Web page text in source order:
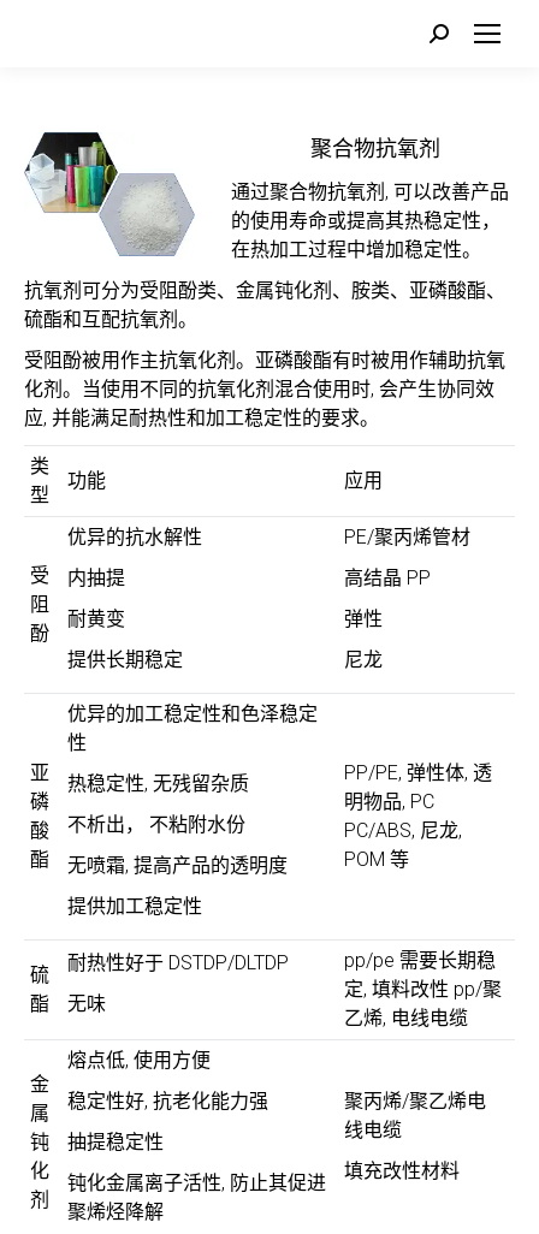
Search:
聚合物抗氧剂
通过聚合物抗氧剂, 可以改善产品
的使用寿命或提高其热稳定性，
在热加工过程中增加稳定性。
抗氧剂可分为受阻酚类、金属钝化剂、胺类、亚磷酸酯、
硫酯和互配抗氧剂。
受阻酚被用作主抗氧化剂。亚磷酸酯有时被用作辅助抗氧
化剂。当使用不同的抗氧化剂混合使用时, 会产生协同效
应, 并能满足耐热性和加工稳定性的要求。
类
型
功能 应用
受
阻
酚
优异的抗水解性
内抽提
耐黄变
提供长期稳定
PE/聚丙烯管材
高结晶 PP
弹性
尼龙
亚
磷
酸
酯
优异的加工稳定性和色泽稳定
性
热稳定性, 无残留杂质
不析出， 不粘附水份
无喷霜, 提高产品的透明度
提供加工稳定性
PP/PE, 弹性体, 透
明物品, PC
PC/ABS, 尼龙,
POM 等
硫
酯
耐热性好于 DSTDP/DLTDP
无味
pp/pe 需要长期稳
定, 填料改性 pp/聚
乙烯, 电线电缆
金
属
钝
化
剂
熔点低, 使用方便
稳定性好, 抗老化能力强
抽提稳定性
钝化金属离子活性, 防止其促进
聚烯烃降解
聚丙烯/聚乙烯电
线电缆
填充改性材料